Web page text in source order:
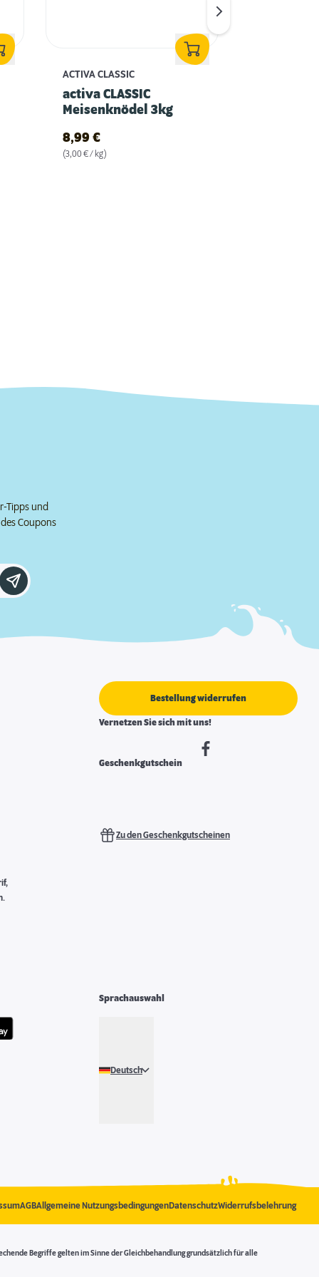
ACTIVA CLASSIC
activa CLASSIC
Meisenknödel 3kg
8,99 €
(3,00 € / kg)
Tipps und
Coupons
Bestellung widerrufen
Vernetzen Sie sich mit uns!
Geschenkgutschein
Zu den Geschenkgutscheinen
Sprachauswahl
Deutsch
AGBAllgemeine NutzungsbedingungenDatenschutzWiderrufsbelehrung
Begriffe gelten im Sinne der Gleichbehandlung grundsätzlich für alle